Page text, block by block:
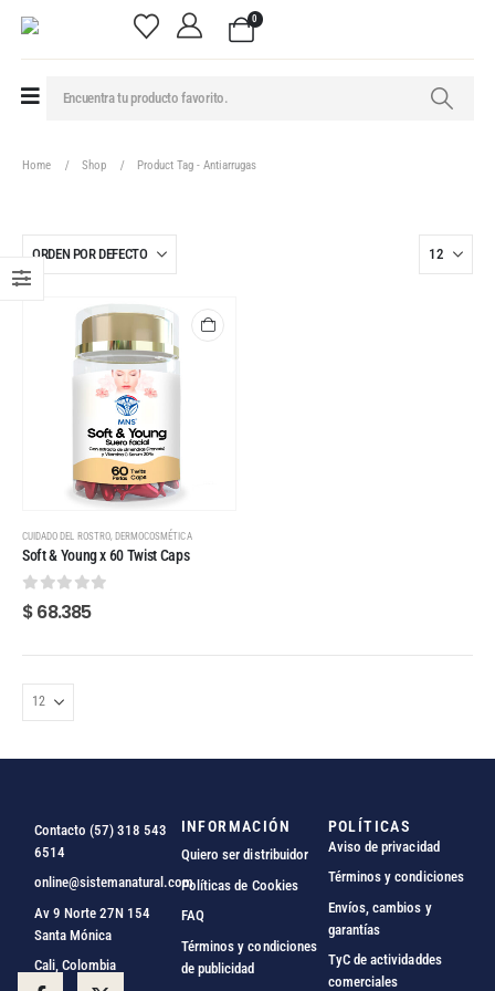
0
Home Shop Product Tag - Antiarrugas
CUIDADO DEL ROSTRO, DERMOCOSMÉTICA
Soft & Young x 60 Twist Caps
0 out of 5
$68.385
Contacto (57) 318 543
6514
online@sistemanatural.com
Av 9 Norte 27N 154
Santa Mónica
Cali, Colombia
INFORMACIÓN
Quiero ser distribuidor
Políticas de Cookies
FAQ
Términos y condiciones
de publicidad
POLÍTICAS
Aviso de privacidad
Términos y condiciones
Envíos, cambios y
garantías
TyC de actividaddes
comerciales